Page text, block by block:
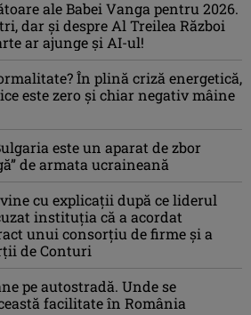
ale Babei Vanga pentru 2026.
dar și despre Al Treilea Război
ar ajunge și AI-ul!
În plină criză energetică,
este zero și chiar negativ mâine
este un aparat de zbor
de armata ucraineană
cu explicații după ce liderul
instituția că a acordat
unui consorțiu de firme și a
de Conturi
pe autostradă. Unde se
facilitate în România